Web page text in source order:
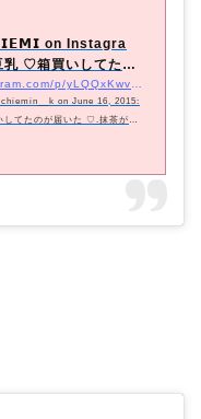
on Instagra
♡箱買いしてたの
on June 16, 2015:
てたのが届いた ♡.抹茶が特
#おいしい#プレーン #抹茶味